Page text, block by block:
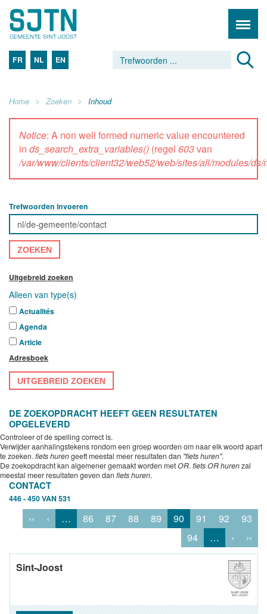
FR NL EN
Home Zoeken Inhoud
Notice: A non well formed numeric value encountered
in ds_search_extra_variables() (regel 603van
/var/www/clients/client32/web52/web/sites/all/modules/
Trefwoorden invoeren
ZOEKEN
Uitgebreid zoeken
Alleen van type(s)
Actualités
Agenda
Article
Adresboek
UITGEBREID ZOEKEN
DE ZOEKOPDRACHT HEEFT GEEN RESULTATEN
OPGELEVERD
Controleer of de spelling correct is.
Verwijder aanhalingstekens rondom een groep woorden om naar elk woord apart
te zoeken. fiets hurengeeft meestal meer resultaten dan "fiets huren".
De zoekopdracht kan algemener gemaakt worden metOR. fiets OR hurenzal
meestal meer resultaten geven dan fiets huren.
CONTACT
446 - 450 VAN 531
‹‹ ‹ … 86 87 88 89 90 91 92
93
94
… › ››
Sint-Joost